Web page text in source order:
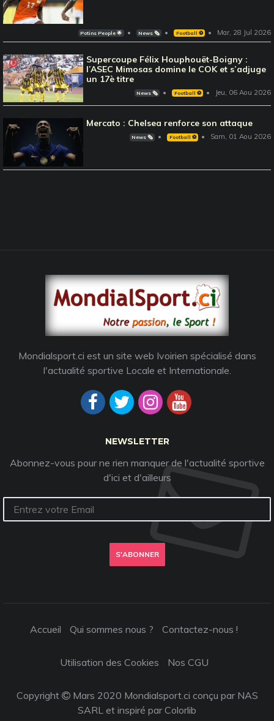
Potins People 🌟 News 🗞️ Football ⚽️ Mar, 28 Jul 2026
Supercoupe Félix Houphouët-Boigny :
l’ASEC Mimosas domine le COK et s’adjuge
un 17è titre
News 🗞️ Football ⚽️ Jeu, 06 Aou 2026
Mercato : Chelsea renforce son attaque
News 🗞️ Football ⚽️ Sam, 01 Aou 2026
Mondialsport.ci est un site web Ivoirien spécialisé dans
l'actualité sportive Locale et Internationale.
NEWSLETTER
Abonnez-vous pour ne rien manquer de l'actualité sportive
d'ici et d'ailleurs
S'ABONNER
Accueil Qui sommes nous ? Contactez-nous !
Utilisation des Cookies Nos CGU
Copyright
Mars 2020 Mondialsport.ci conçu par NAS
SARL et inspiré parColorlib